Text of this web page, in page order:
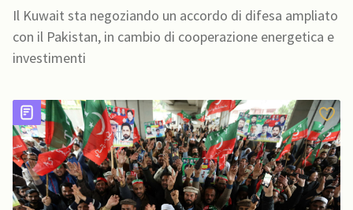
Il Kuwait sta negoziando un accordo di difesa ampliato
con il Pakistan, in cambio di cooperazione energetica e
investimenti